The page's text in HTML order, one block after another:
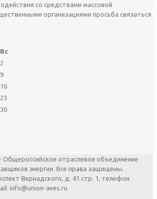
со средствами массовой
организациями просьба связаться
Вс
2
9
16
23
30
отраслевое объединение
энергии. Все права защищены.
Вернадского, д. 41 стр. 1, телефон
info@union-aees.ru